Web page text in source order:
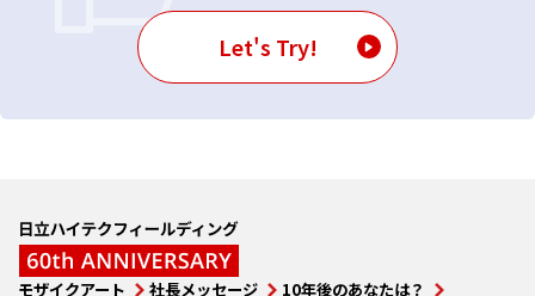
Let's Try!
モザイクアート 社長メッセージ 10年後のあなたは？